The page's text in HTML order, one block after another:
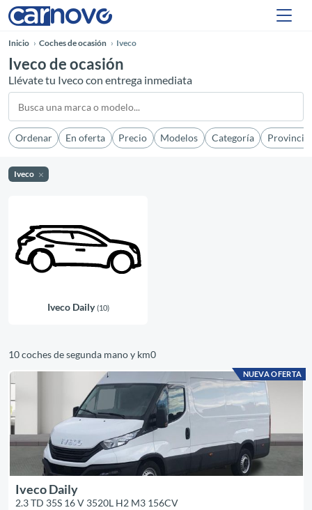
Inicio Coches de ocasión Iveco
Iveco de ocasión
Llévate tu Iveco con entrega inmediata
Ordenar En oferta Precio Modelos Categoría Provincia
Iveco
Iveco Daily(10)
10 coches de segunda mano y km0
NUEVA OFERTA
Iveco Daily
2.3 TD 35S 16 V 3520L H2 M3 156CV